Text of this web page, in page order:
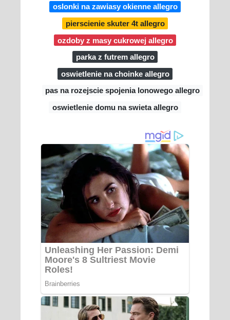
oslonki na zawiasy okienne allegro
pierscienie skuter 4t allegro
ozdoby z masy cukrowej allegro
parka z futrem allegro
oswietlenie na choinke allegro
pas na rozejscie spojenia lonowego allegro
oswietlenie domu na swieta allegro